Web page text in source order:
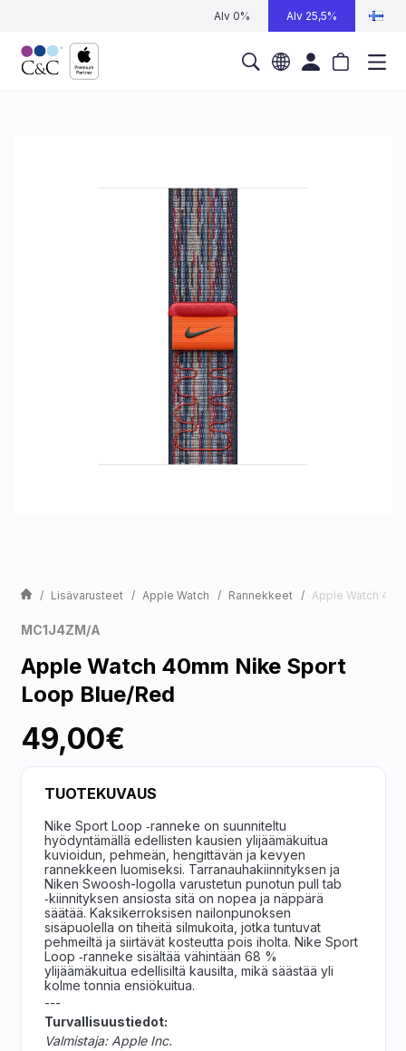
Alv 0% Alv 25,5%
Lisävarusteet Apple Watch Rannekkeet Apple Watch
MC1J4ZM/A
Apple Watch 40mm Nike Sport
Loop Blue/Red
49,00€
TUOTEKUVAUS
Nike Sport Loop ‑ranneke on suunniteltu
hyödyntämällä edellisten kausien ylijäämäkuitua
kuvioidun, pehmeän, hengittävän ja kevyen
rannekkeen luomiseksi. Tarranauha­kiinnityksen ja
Niken Swoosh-logolla varustetun punotun pull tab
‑kiinnityksen ansiosta sitä on nopea ja näppärä
säätää. Kaksikerroksisen nailonpunoksen
sisäpuolella on tiheitä silmukoita, jotka tuntuvat
pehmeiltä ja siirtävät kosteutta pois iholta. Nike Sport
Loop ‑ranneke sisältää vähintään 68 %
ylijäämäkuitua edellisiltä kausilta, mikä säästää yli
kolme tonnia ensiökuitua.
---
Turvallisuustiedot:
Valmistaja: Apple Inc.